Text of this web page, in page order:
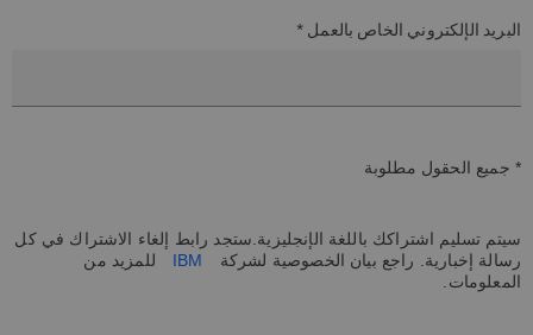
البريد الإلكتروني الخاص بالعمل *
* جميع الحقول مطلوبة
سيتم تسليم اشتراكك باللغة الإنجليزية.ستجد رابط إلغاء الاشتراك في كل
رسالة إخبارية. راجع بيان الخصوصية لشركة
للمزيد من
المعلومات.